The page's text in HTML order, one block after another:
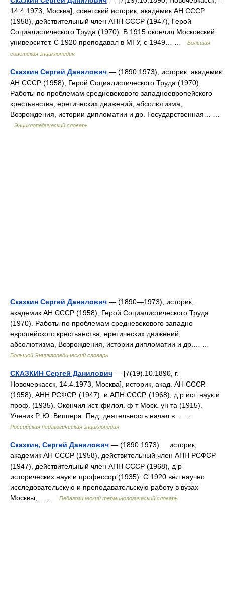
14.4.1973, Москва], советский историк, академик АН СССР
(1958), действительный член АПН СССР (1947), Герой
Социалистического Труда (1970). В 1915 окончил Московский
университет. С 1920 преподавал в МГУ, с 1949… …
Большая
советская энциклопедия
Сказкин Сергей Данилович — (1890 1973), историк, академик
АН СССР (1958), Герой Социалистического Труда (1970).
Работы по проблемам средневекового западноевропейского
крестьянства, еретических движений, абсолютизма,
Возрождения, истории дипломатии и др. Государственная… …
Энциклопедический словарь
Сказкин Сергей Данилович — (1890—1973), историк,
академик АН СССР (1958), Герой Социалистического Труда
(1970). Работы по проблемам средневекового западно
европейского крестьянства, еретических движений,
абсолютизма, Возрождения, истории дипломатии и др.… …
Большой Энциклопедический словарь
СКАЗКИН Сергей Данилович — [7(19).10.1890, г.
Новочеркасск, 14.4.1973, Москва], историк, акад. АН СССР.
(1958), АНН РСФСР. (1947). и АПН СССР. (1968), д р ист. наук и
проф. (1935). Окончил ист. филол. ф т Моск. ун та (1915).
Ученик Р. Ю. Виппера. Пед. деятельность начал в… …
Российская педагогическая энциклопедия
Сказкин, Сергей Данилович — (1890 1973) историк,
академик АН СССР (1958), действительный член АПН РСФСР
(1947), действительный член АПН СССР (1968), д р
исторических наук и профессор (1935). С 1920 вёл научно
исследовательскую и преподавательскую работу в вузах
Москвы,… …
Педагогический терминологический словарь